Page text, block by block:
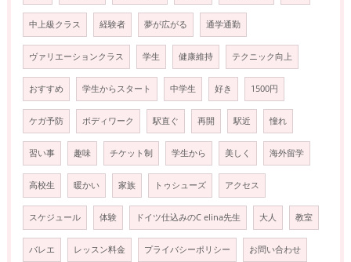
中上級クラス 経験者 夢が広がる 通学通勤
ヴァリエーションクラス 学生 健康維持 テクニック向上
おすすめ 学生からスタート 中学生 好き 1500円
ケガ予防 ボディワーク 駅直ぐ 再開 駅近 憧れ
習い事 趣味 チケット制 学生から 美しく 海外留学
高校生 暖かい 家族 トゥシューズ アクセス
スケジュール 体験 ドイツ仕込みのC elina先生 大人 教室
バレエ レッスン料金 プライバシーポリシー お問い合わせ